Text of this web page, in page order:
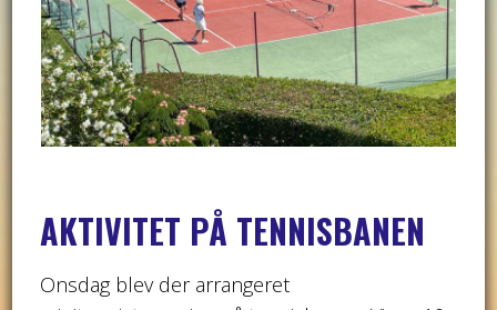
AKTIVITET PÅ TENNISBANEN
Onsdag blev der arrangeret